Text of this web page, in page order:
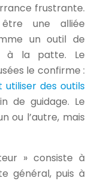
frustrante.
une alliée
un outil de
à la patte. Le
le confirme :
utiliser des outils
de guidage. Le
ou l’autre, mais
» consiste à
général, puis à